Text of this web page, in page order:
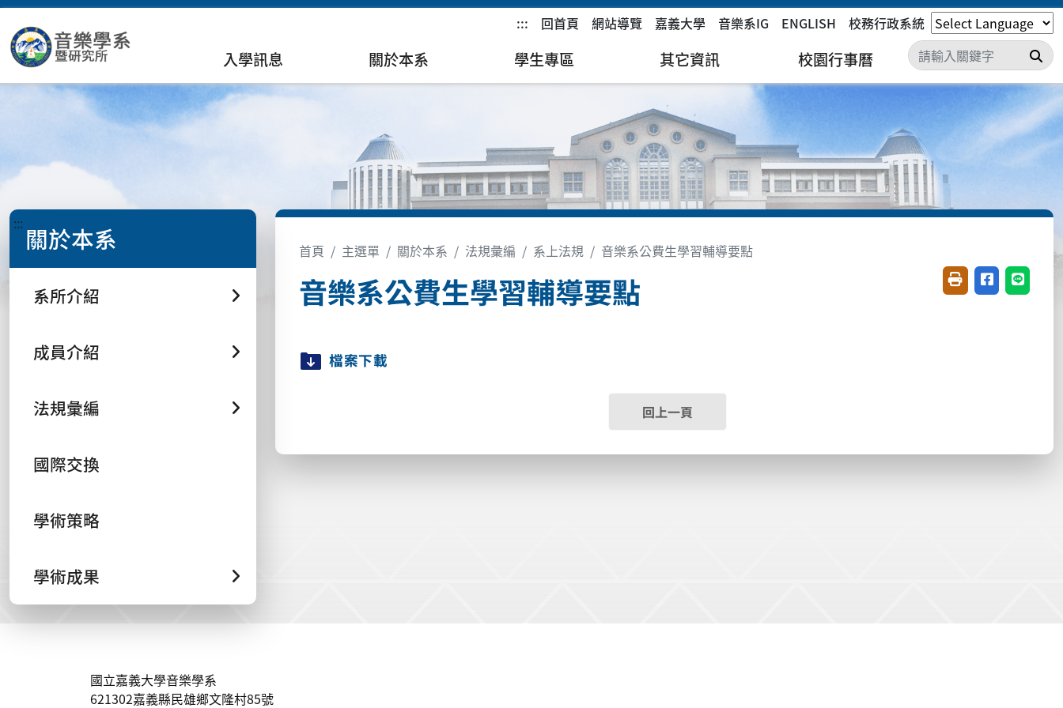
::: 回首頁 網站導覽 嘉義大學 音樂系IG ENGLISH 校務行政系統
入學訊息 關於本系 學生專區 其它資訊 校園行事曆 搜
::: 關於本系
系所介紹
成員介紹
法規彙編
國際交換
學術策略
學術成果
首頁 主選單 關於本系 法規彙編 系上法規 音樂系公費生學習輔導要點
音樂系公費生學習輔導要點 友善列印(開新視窗)
分享至臉書(
分享至
檔案下載
回上一頁
國立嘉義大學音樂學系
621302嘉義縣民雄鄉文隆村85號